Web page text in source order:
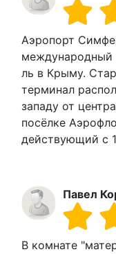
Аэропорт
международный
ль в Крыму.
терминал
западу от
посёлке
действующий с
Павел
В комнате